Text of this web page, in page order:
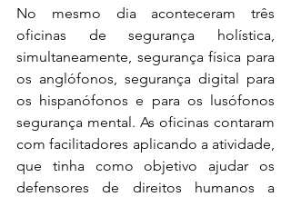
No mesmo dia aconteceram três
oficinas de segurança holística,
simultaneamente, segurança física para
os anglófonos, segurança digital para
os hispanófonos e para os lusófonos
segurança mental. As oficinas contaram
com facilitadores aplicando a atividade,
que tinha como objetivo ajudar os
defensores de direitos humanos a